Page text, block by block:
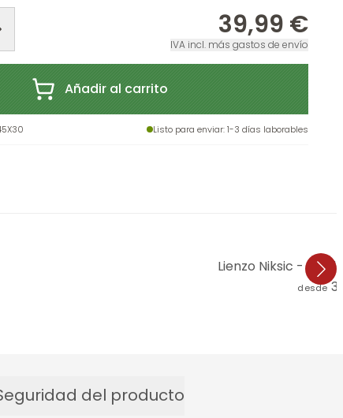
39,99 €
IVA incl. más gastos de envío
Añadir al carrito
Listo para enviar: 1-3 días laborables
Lienzo Niksic -
desde
del producto